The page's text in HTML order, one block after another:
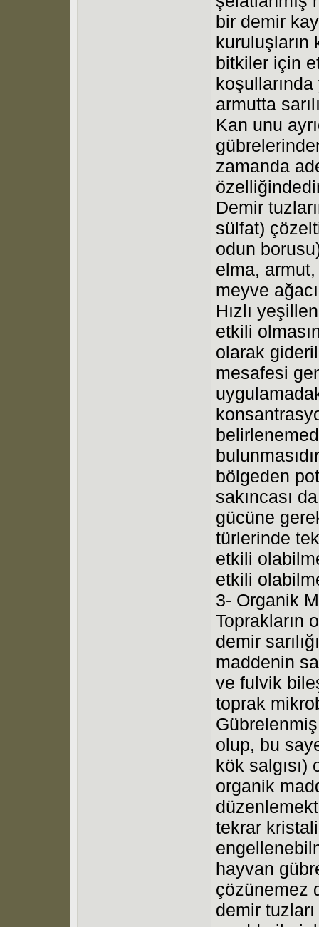
bir demir
bitkiler için
armutta
Kan unu
zamanda
Demir
sülfat)
odun
elma,
meyve
Hızlı
etkili
olarak
mesafesi
bölgeden
sakıncası
gücüne
türlerinde
etkili
etkili
3- Organik
Toprakların
demir
maddenin
ve fulvik
toprak
olup, bu
kök salgısı)
organik
tekrar
hayvan
çözünemez
demir